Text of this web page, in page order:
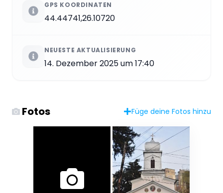
GPS KOORDINATEN
44.44741,26.10720
NEUESTE AKTUALISIERUNG
14. Dezember 2025 um 17:40
Fotos Füge deine Fotos hinzu